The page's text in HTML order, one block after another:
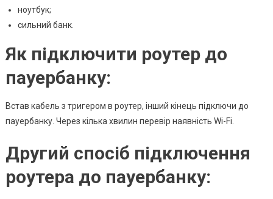
ноутбук;
сильний банк.
Як підключити роутер до
пауербанку:
Встав кабель з тригером в роутер, інший кінець підключи до
пауербанку. Через кілька хвилин перевір наявність Wi-Fi.
Другий спосіб підключення
роутера до пауербанку: